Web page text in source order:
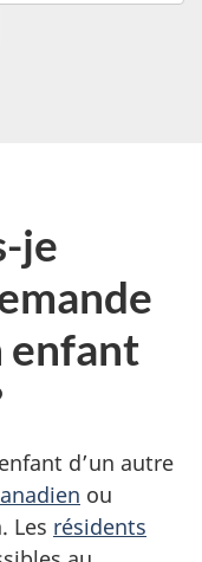
je
enfant
d’un autre
ou
Les résidents